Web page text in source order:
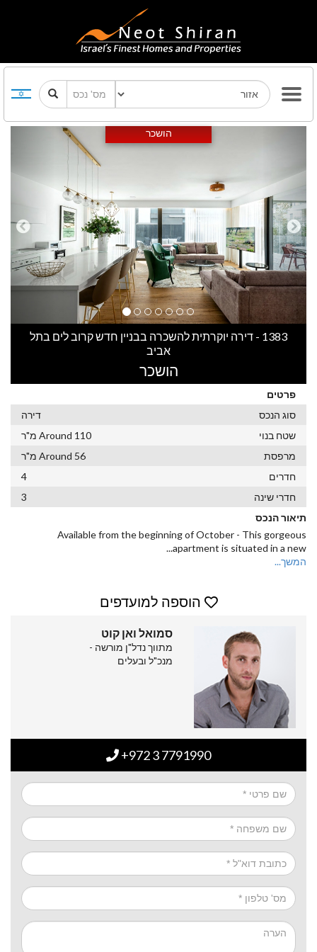
הושכר Previous Next
1383 - דירה יוקרתית להשכרה בבניין חדש קרוב לים בתל
אביב
הושכר
פרטים
סוג הנכס
דירה
שטח בנוי
Around 110 מ"ר
מרפסת
Around 56 מ"ר
חדרים
4
חדרי שינה
3
תיאור הנכס
Available from the beginning of October - This gorgeous
apartment is situated in a new
...
המשך...
הוספה למועדפים
סמואל ואן קוט
מתווך נדל"ן מורשה -
מנכ"ל ובעלים
+972 3 7791990